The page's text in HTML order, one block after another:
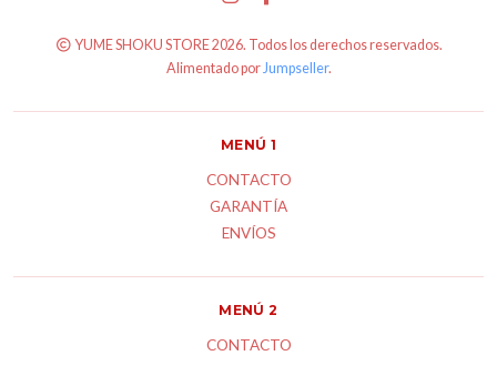
YUME SHOKU STORE 2026. Todos los derechos reservados.
Alimentado por Jumpseller.
MENÚ 1
CONTACTO
GARANTÍA
ENVÍOS
MENÚ 2
CONTACTO